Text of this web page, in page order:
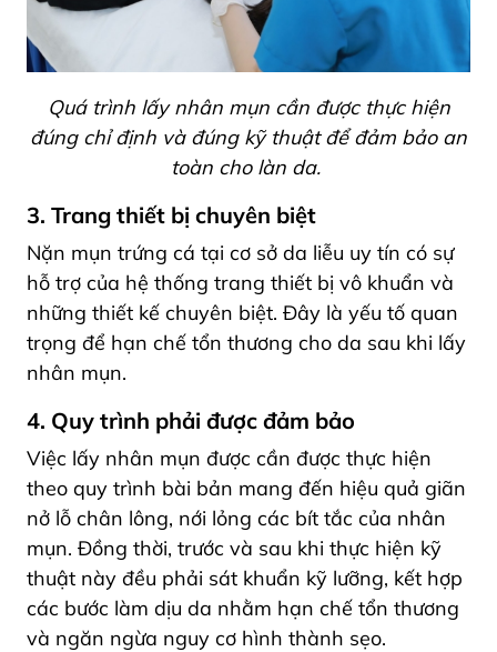
Quá trình lấy nhân mụn cần được thực hiện
đúng chỉ định và đúng kỹ thuật để đảm bảo an
toàn cho làn da.
3. Trang thiết bị chuyên biệt
Nặn mụn trứng cá tại cơ sở da liễu uy tín có sự
hỗ trợ của hệ thống trang thiết bị vô khuẩn và
những thiết kế chuyên biệt. Đây là yếu tố quan
trọng để hạn chế tổn thương cho da sau khi lấy
nhân mụn.
4. Quy trình phải được đảm bảo
Việc lấy nhân mụn được cần được thực hiện
theo quy trình bài bản mang đến hiệu quả giãn
nở lỗ chân lông, nới lỏng các bít tắc của nhân
mụn. Đồng thời, trước và sau khi thực hiện kỹ
thuật này đều phải sát khuẩn kỹ lưỡng, kết hợp
các bước làm dịu da nhằm hạn chế tổn thương
và ngăn ngừa nguy cơ hình thành sẹo.